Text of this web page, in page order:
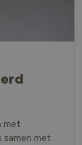
met
samen met